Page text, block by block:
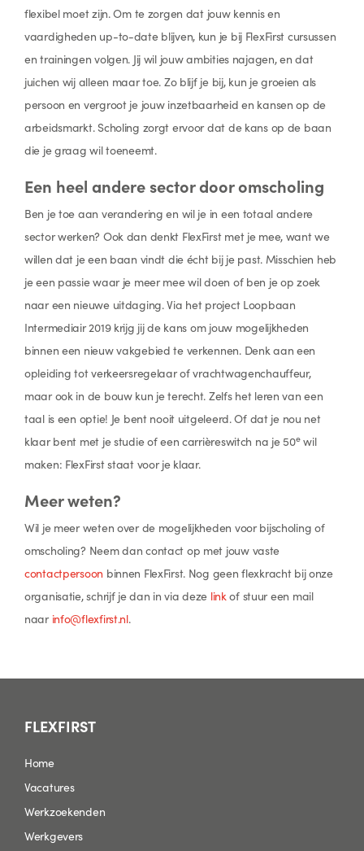
flexibel moet zijn. Om te zorgen dat jouw kennis en
vaardigheden up-to-date blijven, kun je bij FlexFirst cursussen
en trainingen volgen. Jij wil jouw ambities najagen, en dat
juichen wij alleen maar toe. Zo blijf je bij, kun je groeien als
persoon en vergroot je jouw inzetbaarheid en kansen op de
arbeidsmarkt. Scholing zorgt ervoor dat de kans op de baan
die je graag wil toeneemt.
Een heel andere sector door omscholing
Ben je toe aan verandering en wil je in een totaal andere
sector werken? Ook dan denkt FlexFirst met je mee, want we
willen dat je een baan vindt die écht bij je past. Misschien heb
je een passie waar je meer mee wil doen of ben je op zoek
naar een nieuwe uitdaging. Via het project Loopbaan
Intermediair 2019 krijg jij de kans om jouw mogelijkheden
binnen een nieuw vakgebied te verkennen. Denk aan een
opleiding tot verkeersregelaar of vrachtwagenchauffeur,
maar ook in de bouw kun je terecht. Zelfs het leren van een
taal is een optie! Je bent nooit uitgeleerd. Of dat je nou net
klaar bent met je studie of een carrièreswitch na je 50ewil
maken: FlexFirst staat voor je klaar.
Meer weten?
Wil je meer weten over de mogelijkheden voor bijscholing of
omscholing? Neem dan contact op met jouw vaste
contactpersoon binnen FlexFirst. Nog geen flexkracht bij onze
organisatie, schrijf je dan in via deze linkof stuur een mail
naar info@flexfirst.nl.
FLEXFIRST
Home
Vacatures
Werkzoekenden
Werkgevers